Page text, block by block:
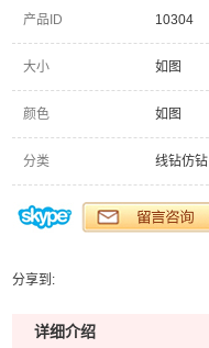
产品ID 10304
大小 如图
颜色 如图
分类 线钻仿钻
分享到:
详细介绍